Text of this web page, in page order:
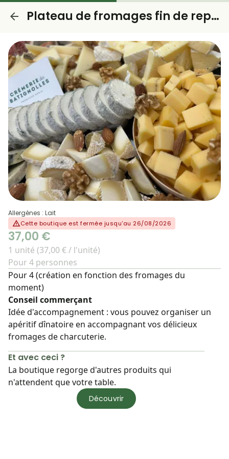
Plateau de fromages fin de repas
Allergènes : Lait
Cette boutique est fermée jusqu'au 26/08/2026
37,00 €
1 unité (37,00 € / l'unité)
Pour 4 personnes
Pour 4 (création en fonction des fromages du
moment)
Conseil commerçant
Idée d'accompagnement : vous pouvez organiser un
apéritif dînatoire en accompagnant vos délicieux
fromages de charcuterie.
Et avec ceci ?
La boutique regorge d'autres produits qui
n'attendent que votre table.
Découvrir